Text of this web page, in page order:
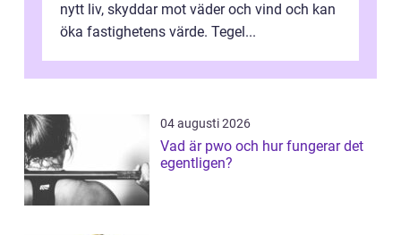
nytt liv, skyddar mot väder och vind och kan
öka fastighetens värde. Tegel...
04 augusti 2026
Vad är pwo och hur fungerar det
egentligen?